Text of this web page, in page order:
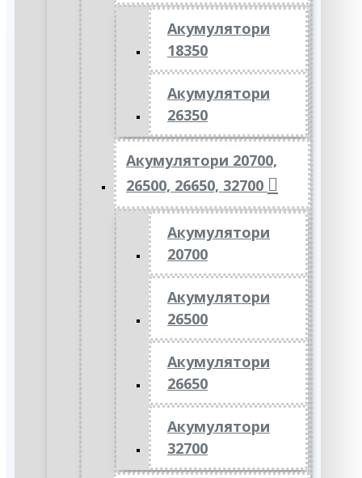
Акумулятори
18350
Акумулятори
26350
Акумулятори 20700,
26500, 26650, 32700
Акумулятори
20700
Акумулятори
26500
Акумулятори
26650
Акумулятори
32700